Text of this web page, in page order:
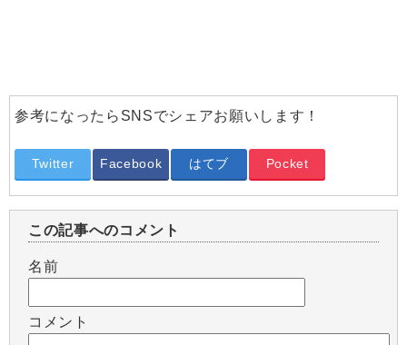
参考になったらSNSでシェアお願いします！
Twitter Facebook はてブ Pocket
この記事へのコメント
名前
コメント